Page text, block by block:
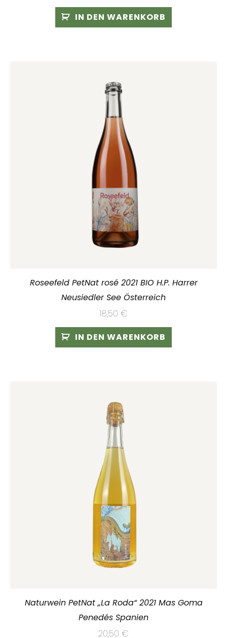
IN DEN WARENKORB
Roseefeld PetNat rosé 2021 BIO H.P. Harrer
Neusiedler See Österreich
18,50 €
IN DEN WARENKORB
Naturwein PetNat „La Roda“ 2021 Mas Goma
Penedés Spanien
20,50 €